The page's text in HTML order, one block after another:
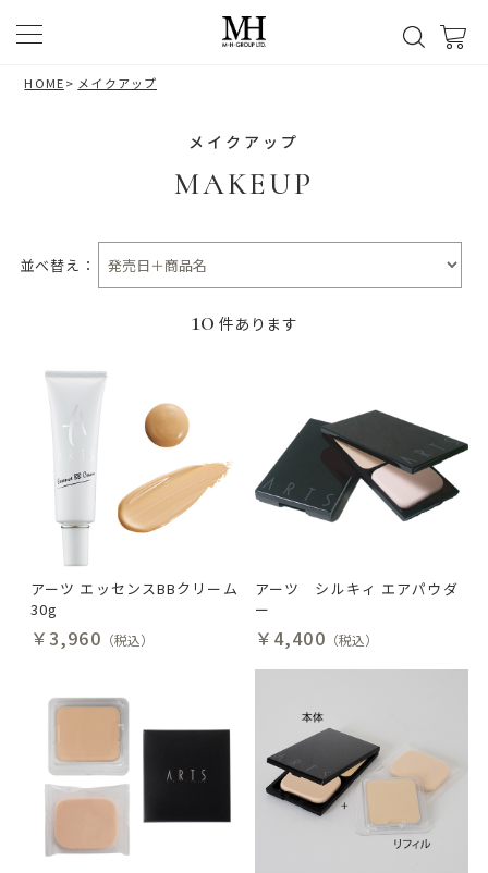
HOME> メイクアップ
メイクアップ
MAKEUP
並べ替え：
10 件あります
アーツ エッセンスBBクリーム
30g
￥3,960 （税込）
アーツ シルキィ エアパウダ
ー
￥4,400 （税込）